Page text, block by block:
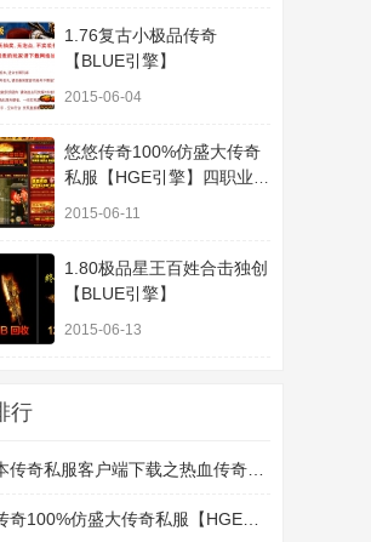
1.76复古小极品传奇
【BLUE引擎】
2015-06-04
悠悠传奇100%仿盛大传奇
私服【HGE引擎】四职业疯
2015-06-11
1.80极品星王百姓合击独创
【BLUE引擎】
2015-06-13
行